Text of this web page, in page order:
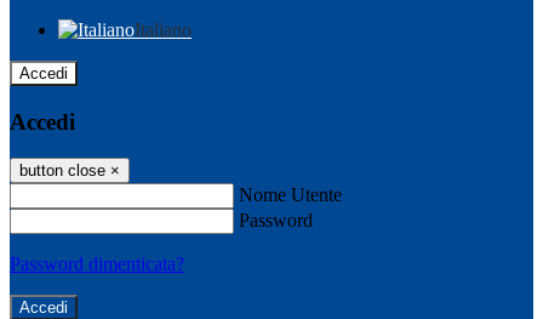
Italiano
Accedi
Accedi
button close ×
Nome Utente
Password
Password dimenticata?